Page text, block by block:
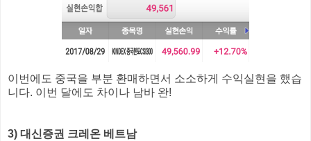
이번에도 중국을 부분 환매하면서 소소하게 수익실현을 했습
니다. 이번 달에도 차이나 남바 완!
3) 대신증권 크레온 베트남